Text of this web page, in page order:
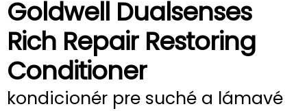
Goldwell Dualsenses
Rich Repair Restoring
Conditioner
kondicionér pre suché a lámavé